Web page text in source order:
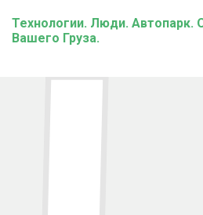
Технологии. Люди. Автопарк.
Вашего Груза.